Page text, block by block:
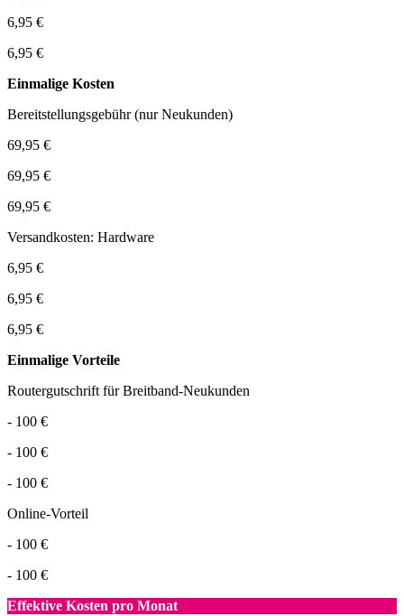
6,95 €
6,95 €
Einmalige Kosten
Bereitstellungsgebühr (nur Neukunden)
69,95 €
69,95 €
69,95 €
Versandkosten: Hardware
6,95 €
6,95 €
6,95 €
Einmalige Vorteile
Routergutschrift für Breitband-Neukunden
- 100 €
- 100 €
- 100 €
Online-Vorteil
- 100 €
- 100 €
Effektive Kosten pro Monat